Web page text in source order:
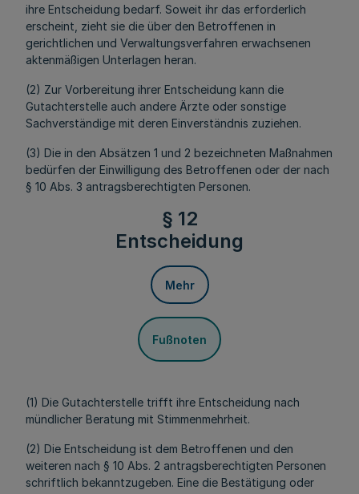
ihre Entscheidung bedarf. Soweit ihr das erforderlich
erscheint, zieht sie die über den Betroffenen in
gerichtlichen und Verwaltungsverfahren erwachsenen
aktenmäßigen Unterlagen heran.
(2) Zur Vorbereitung ihrer Entscheidung kann die
Gutachterstelle auch andere Ärzte oder sonstige
Sachverständige mit deren Einverständnis zuziehen.
(3) Die in den Absätzen 1 und 2 bezeichneten Maßnahmen
bedürfen der Einwilligung des Betroffenen oder der nach
§ 10 Abs. 3 antragsberechtigten Personen.
§ 12
Entscheidung
Mehr
Fußnoten
(1) Die Gutachterstelle trifft ihre Entscheidung nach
mündlicher Beratung mit Stimmenmehrheit.
(2) Die Entscheidung ist dem Betroffenen und den
weiteren nach § 10 Abs. 2 antragsberechtigten Personen
schriftlich bekanntzugeben. Eine die Bestätigung oder